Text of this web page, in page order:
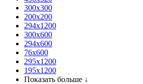
300x300
200x200
294x1200
300x600
294x600
76х600
295х1200
195х1200
Показать больше ↓